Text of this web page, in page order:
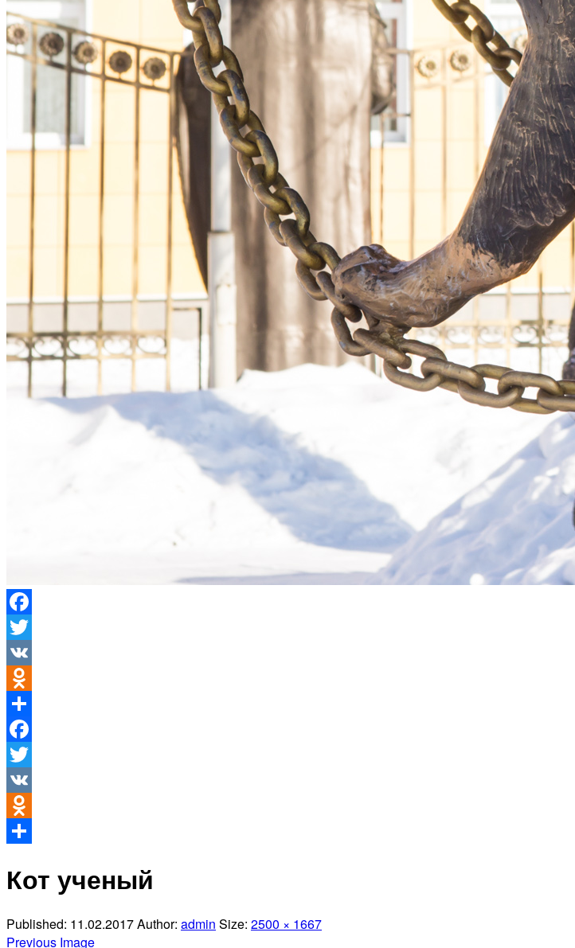
Facebook
Twitter
VK
Odnoklassniki
Отправить
Facebook
Twitter
VK
Odnoklassniki
Кот ученый
Published: 11.02.2017Author: admin Size: 2500 × 1667
Previous Image